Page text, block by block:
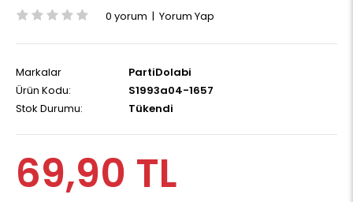
0 yorum | Yorum Yap
Markalar
PartiDolabi
Ürün Kodu:
S1993a04-1657
Stok Durumu:
Tükendi
69,90 TL